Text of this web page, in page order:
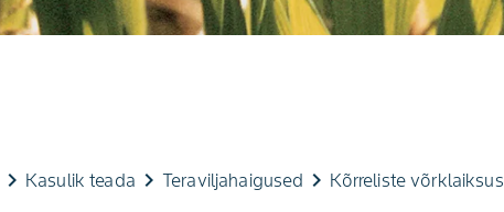
keyboard_arrow_right Kasulik teada keyboard_arrow_right Teraviljahaigused keyboard_arrow_right Kõrreliste võrklaiksus